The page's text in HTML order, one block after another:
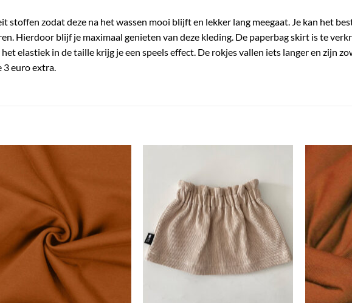
stoffen zodat deze na het wassen mooi blijft en lekker lang meegaat. Je kan het
Hierdoor blijf je maximaal genieten van deze kleding. De paperbag skirt is te
elastiek in de taille krijg je een speels effect. De rokjes vallen iets langer en zijn
euro extra.